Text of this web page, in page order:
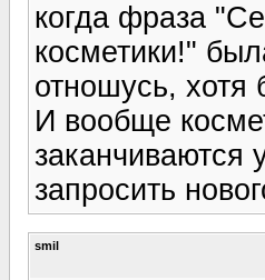
когда фраза
косметики!"
отношусь, хотя
И вообще
заканчиваются
запросить
smil